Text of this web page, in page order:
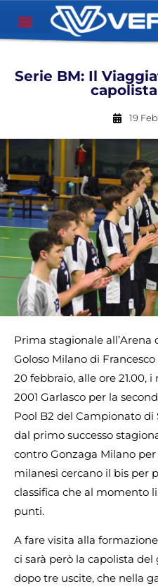
Serie BM: Il
19
Prima stagionale
Goloso Milano di
20 febbraio, alle ore 21.00,
2001 Garlasco per la
Pool B2 del Campionato di
dal primo successo
contro Gonzaga Milano
milanesi cercano il bis per
classifica che al momento
punti.
A fare visita alla
ci sarà però la capolista
dopo tre uscite, che nella